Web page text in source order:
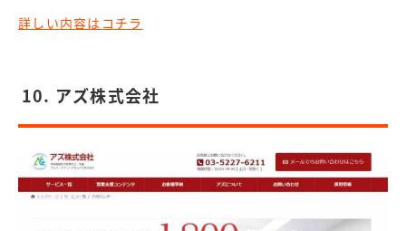
詳しい内容はコチラ
10. アズ株式会社